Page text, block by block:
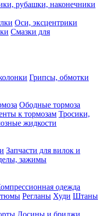
рубашки, наконечники
Оси, эксцентрики
Смазки для
Грипсы, обмотки
Ободные тормоза
к тормозам Тросики,
жидкости
Запчасти для вилок и
зажимы
одежда
Регланы Худи Штаны